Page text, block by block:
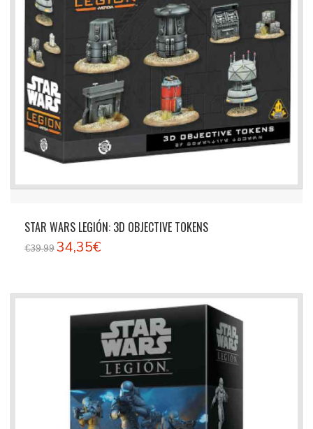
STAR WARS LEGIÓN: 3D OBJECTIVE TOKENS
€39.9934,35€